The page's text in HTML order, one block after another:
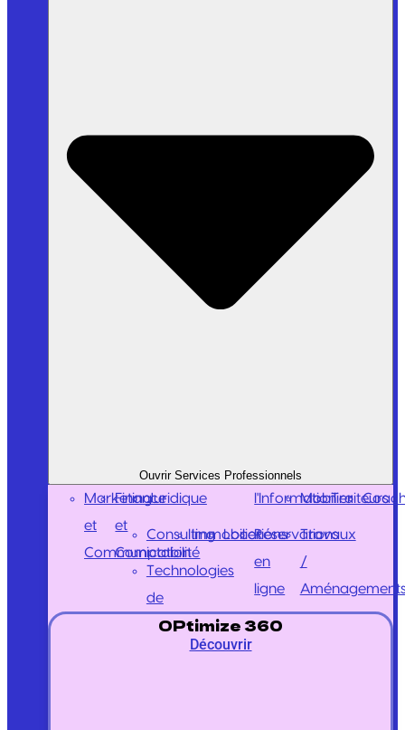
Ouvrir Services Professionnels
Marketing
et
Communication
Finance
et
Comptabilité
Juridique
Consulting
Technologies
de
l'Information
Immobilier
LocationsRéservations
en
ligne
MobilierTraiteurs
Travaux
/
OPtimize 360
Découvrir